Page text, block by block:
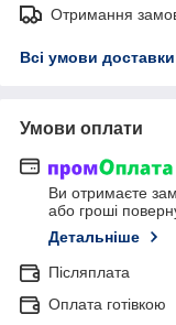
Отримання
Всі умови доставки
Умови оплати
Ви отримаєте
або гроші
Детальніше
Післяплата
Оплата готівкою